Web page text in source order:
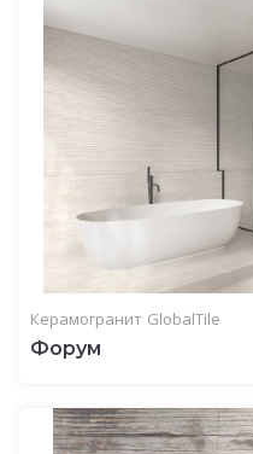
Керамогранит GlobalTile
Форум